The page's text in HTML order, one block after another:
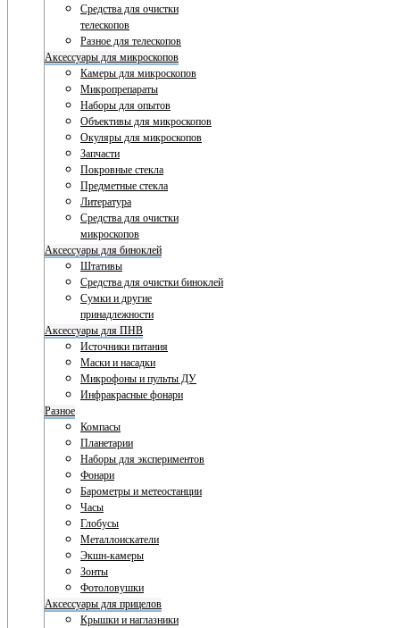
Средства для очистки
телескопов
Разное для телескопов
Аксессуары для микроскопов
Камеры для микроскопов
Микропрепараты
Наборы для опытов
Объективы для микроскопов
Окуляры для микроскопов
Запчасти
Покровные стекла
Предметные стекла
Литература
Средства для очистки
микроскопов
Аксессуары для биноклей
Штативы
Средства для очистки биноклей
Сумки и другие
принадлежности
Аксессуары для ПНВ
Источники питания
Маски и насадки
Микрофоны и пульты ДУ
Инфракрасные фонари
Разное
Компасы
Планетарии
Наборы для экспериментов
Фонари
Барометры и метеостанции
Часы
Глобусы
Металлоискатели
Экшн-камеры
Зонты
Фотоловушки
Аксессуары для прицелов
Крышки и наглазники